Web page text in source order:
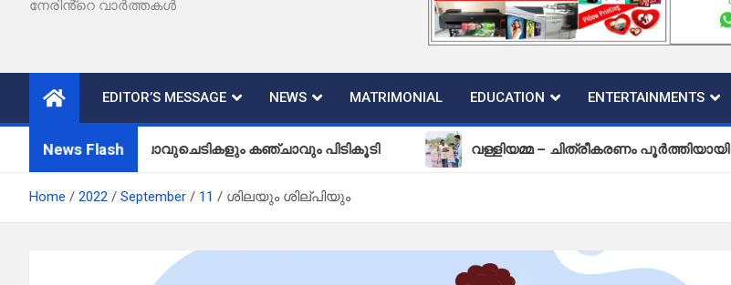
നേരിൻ്റെ വാർത്തകൾ
EDITOR’S MESSAGE NEWS MATRIMONIAL EDUCATION ENTERTAINMENTS
News Flash
കഞ്ചാവുചെടികളും കഞ്ചാവും പിടികൂടി വള്ളിയമ്മ – ചിത്രീകരണം പൂർത്തിയായി
Home 2022 September 11 ശിലയും ശില്പിയും